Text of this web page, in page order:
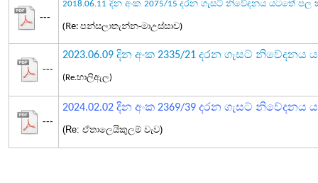
---
2018.06.11 දින අංක 2075/15 දරන ගැසට් නිවේදනය යටතේ පල
(Re: පන්සලාතැන්න-මාඋස්සාව)
---
2023.06.09 දින අංක 2335/21 දරන ගැසට්
(Re.හාලිඇල)
---
2024.02.02 දින අංක 2369/39 දරන ගැසට් නිවේදනය
(Re: ඒතාලෙයිකුලම් වැව)